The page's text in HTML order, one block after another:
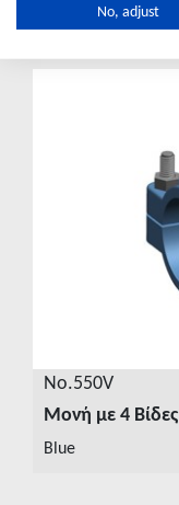
No.550V
Μονή με 4 Βίδες
Blue
No, adjust